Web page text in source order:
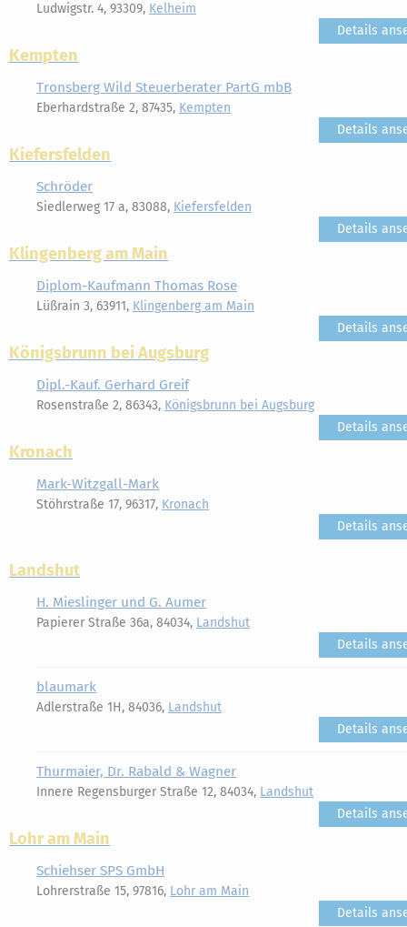
Ludwigstr. 4, 93309, Kelheim
Details
Kempten
Tronsberg Wild Steuerberater PartG mbB
Eberhardstraße 2, 87435, Kempten
Details
Kiefersfelden
Schröder
Siedlerweg 17 a, 83088, Kiefersfelden
Details
Klingenberg am Main
Diplom-Kaufmann Thomas Rose
Lüßrain 3, 63911, Klingenberg am Main
Details
Königsbrunn bei Augsburg
Dipl.-Kauf. Gerhard Greif
Rosenstraße 2, 86343, Königsbrunn bei Augsburg
Details
Kronach
Mark-Witzgall-Mark
Stöhrstraße 17, 96317, Kronach
Details
Landshut
H. Mieslinger und G. Aumer
Papierer Straße 36a, 84034, Landshut
Details
blaumark
Adlerstraße 1H, 84036, Landshut
Details
Thurmaier, Dr. Rabald & Wagner
Innere Regensburger Straße 12, 84034, Landshut
Details
Lohr am Main
Schiehser SPS GmbH
Lohrerstraße 15, 97816, Lohr am Main
Details